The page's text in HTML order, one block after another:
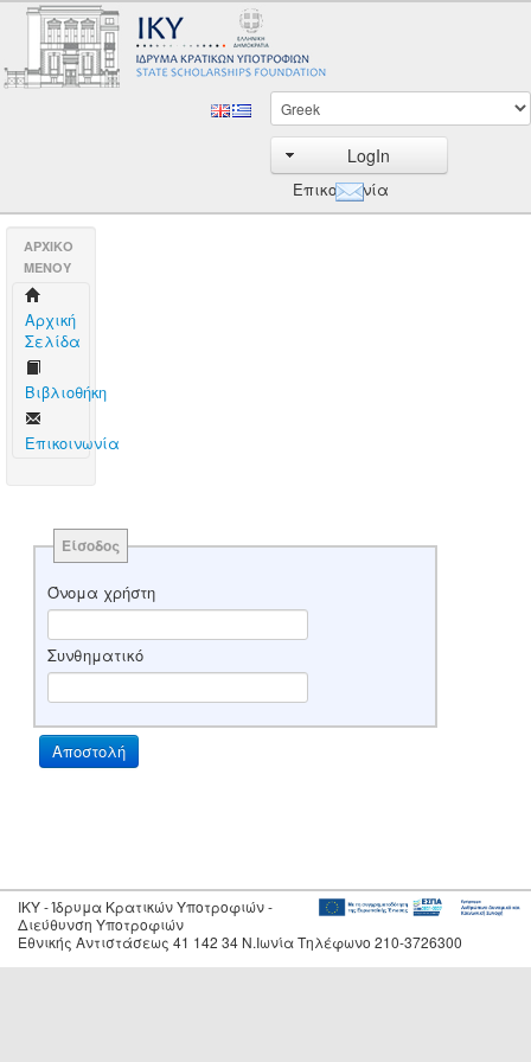
LogIn
Επικοινωνία
AΡΧΙΚΟ
ΜΕΝΟΥ
Aρχική
Σελίδα
Βιβλιοθήκη
Επικοινωνία
Είσοδος
Όνομα χρήστη
Συνθηματικό
IKY - Ίδρυμα Κρατικών Υποτροφιών -
Διεύθυνση Υποτροφιών
Εθνικής Αντιστάσεως 41 142 34 Ν.Ιωνία Τηλέφωνο 210-3726300